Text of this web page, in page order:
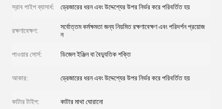
স্রাব পাইপ ব্যাসার্ধ: ড্রেজারের ধরন এবং উদ্দেশ্যের উপর নির্ভর করে পরিবর্তিত হয়
রক্ষণাবেক্ষণ:
সর্বোত্তম কর্মক্ষমতা জন্য নিয়মিত রক্ষণাবেক্ষণ এবং পরিদর্শন প্রয়োজ
ন
পাওয়ার সোর্স: ডিজেল ইঞ্জিন বা বৈদ্যুতিক শক্তি
আকার: ড্রেজারের ধরন এবং উদ্দেশ্যের উপর নির্ভর করে পরিবর্তিত হয়
কাটার টাইপ: কাটার মাথা ঘোরানো